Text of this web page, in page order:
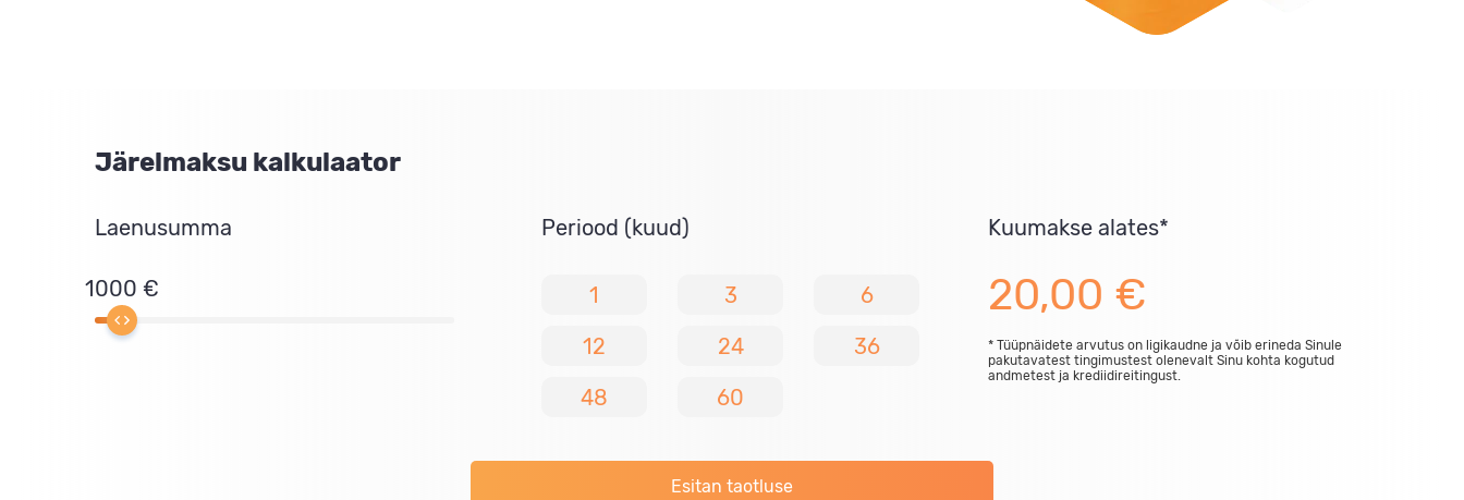
Järelmaksu kalkulaator
Laenusumma
1000 €
Periood (kuud)
1 3
6
12
24
36
48
60
Kuumakse alates*
20,00 €
* Tüüpnäidete arvutus on ligikaudne ja võib erineda Sinule
pakutavatest tingimustest olenevalt Sinu kohta kogutud
andmetest ja krediidireitingust.
Esitan taotluse